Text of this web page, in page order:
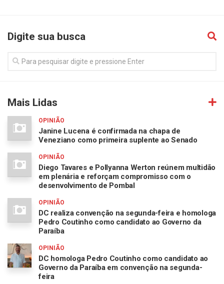
Digite sua busca
Mais Lidas
OPINIÃO
Janine Lucena é confirmada na chapa de
Veneziano como primeira suplente ao Senado
OPINIÃO
Diego Tavares e Pollyanna Werton reúnem multidão
em plenária e reforçam compromisso com o
desenvolvimento de Pombal
OPINIÃO
DC realiza convenção na segunda-feira e homologa
Pedro Coutinho como candidato ao Governo da
Paraíba
OPINIÃO
DC homologa Pedro Coutinho como candidato ao
Governo da Paraíba em convenção na segunda-
feira